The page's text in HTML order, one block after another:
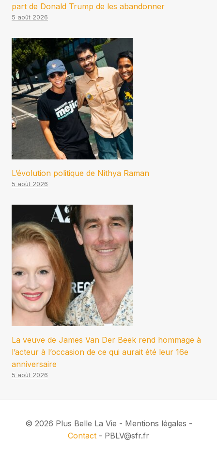
part de Donald Trump de les abandonner
5 août 2026
L’évolution politique de Nithya Raman
5 août 2026
La veuve de James Van Der Beek rend hommage à
l’acteur à l’occasion de ce qui aurait été leur 16e
anniversaire
5 août 2026
© 2026 Plus Belle La Vie - Mentions légales -
Contact - PBLV@sfr.fr